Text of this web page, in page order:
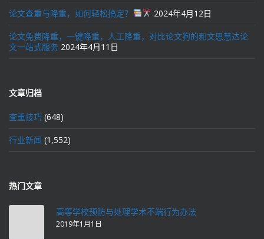
论文查重与降重，如何轻松搞定？ 2024年4月12日
论文免费降重，一键降重，人工降重，对比论文狗的和文思慧达论
文一站式服务 2024年4月11日
文章归档
查重技巧 (648)
行业新闻 (1,552)
热门文章
高等学校预防与处理学术不端行为办法
2019年1月1日